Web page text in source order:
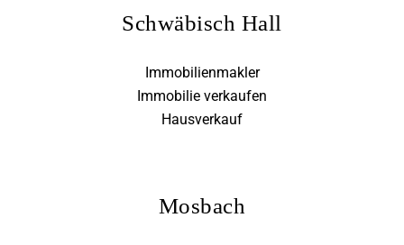
Schwäbisch Hall
Immobilienmakler
Immobilie verkaufen
Hausverkauf
Mosbach